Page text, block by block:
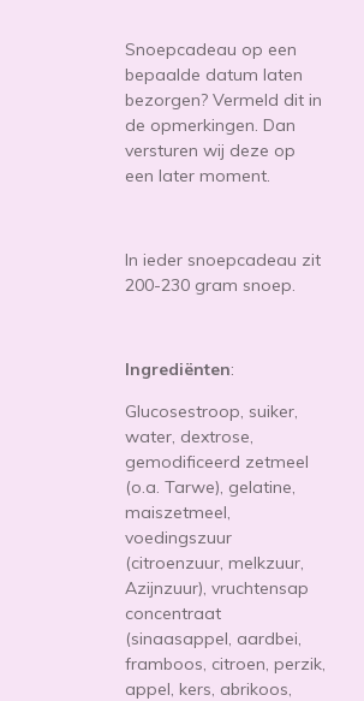
Snoepcadeau op een
bepaalde datum laten
bezorgen? Vermeld dit in
de opmerkingen. Dan
versturen wij deze op
een later moment.
In ieder snoepcadeau zit
200-230 gram snoep.
Ingrediënten:
Glucosestroop, suiker,
water, dextrose,
gemodificeerd zetmeel
(o.a. Tarwe), gelatine,
maiszetmeel,
voedingszuur
(citroenzuur, melkzuur,
Azijnzuur), vruchtensap
concentraat
(sinaasappel, aardbei,
framboos, citroen, perzik,
appel, kers, abrikoos,